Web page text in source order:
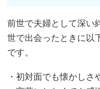
前世で夫婦として深い
世で出会ったときに以
です。
・初対面でも懐かしさ